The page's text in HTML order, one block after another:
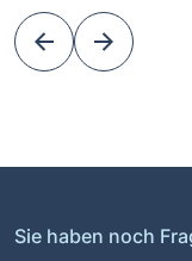
Sie haben noch